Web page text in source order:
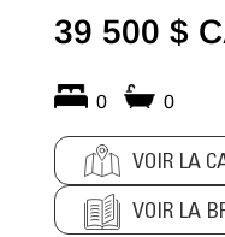
39 500 $
0 0
VOIR LA
VOIR LA